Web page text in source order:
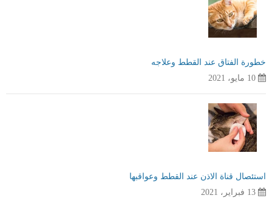
خطورة الفتاق عند القطط وعلاجه
10 مايو، 2021
استئصال قناة الاذن عند القطط وعواقبها
13 فبراير، 2021